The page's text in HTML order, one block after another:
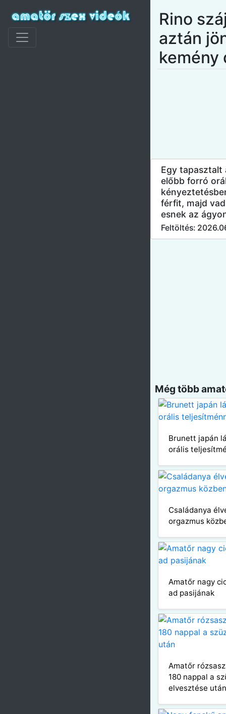
Rino
aztán
kemény
Egy tapasztalt
előbb forró
férfit, majd
esnek az
Feltöltés:
Még több
Brunett japán
orális
Családanya
orgazmus
Amatőr nagy
ad pasijának
Amatőr
180 nappal a
elvesztése